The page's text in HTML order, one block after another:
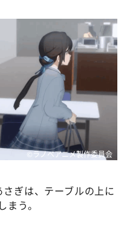
©ラノベアニメ製作委員会
ぎは、テーブルの上に
う。